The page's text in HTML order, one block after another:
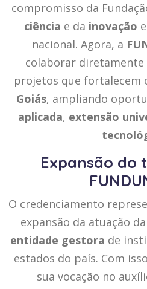
compromisso da
ciência e da inovação
nacional. Agora, a
colaborar diretamente
projetos que fortalecem
Goiás, ampliando
aplicada, extensão
Expansão do
O credenciamento
expansão da atuação da
entidade gestora de
estados do país. Com
sua vocação no